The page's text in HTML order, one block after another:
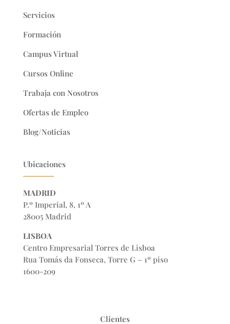
Servicios
Formación
Campus Virtual
Cursos Online
Trabaja con Nosotros
Ofertas de Empleo
Blog/Noticias
Ubicaciones
MADRID
P.º Imperial, 8, 1º A
28005 Madrid
LISBOA
Centro Empresarial Torres de Lisboa
Rua Tomás da Fonseca, Torre G – 1º piso
1600-209
Clientes